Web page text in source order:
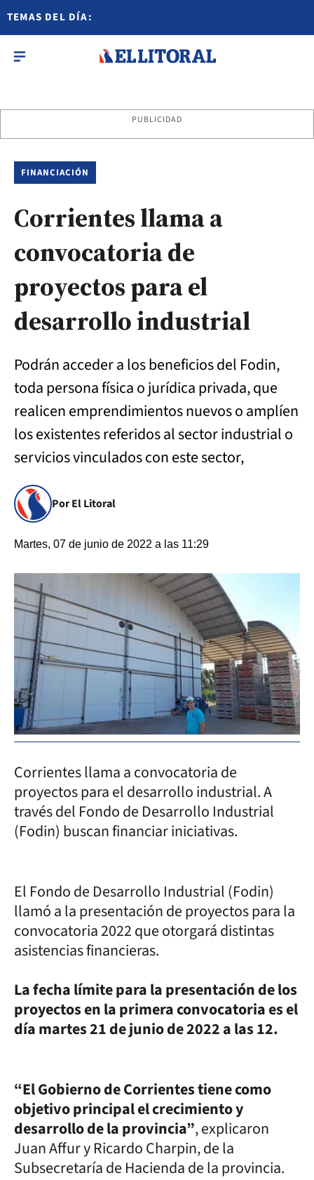
TEMAS DEL DÍA:
PUBLICIDAD
FINANCIACIÓN
Corrientes llama a
convocatoria de
proyectos para el
desarrollo industrial
Podrán acceder a los beneficios del Fodin,
toda persona física o jurídica privada, que
realicen emprendimientos nuevos o amplíen
los existentes referidos al sector industrial o
servicios vinculados con este sector,
Por El Litoral
Martes, 07 de junio de 2022 a las 11:29
Corrientes llama a convocatoria de
proyectos para el desarrollo industrial. A
través del Fondo de Desarrollo Industrial
(Fodin) buscan financiar iniciativas.
El Fondo de Desarrollo Industrial (Fodin)
llamó a la presentación de proyectos para la
convocatoria 2022 que otorgará distintas
asistencias financieras.
La fecha límite para la presentación de los
proyectos en la primera convocatoria es el
día martes 21 de junio de 2022 a las 12.
“El Gobierno de Corrientes tiene como
objetivo principal el crecimiento y
desarrollo de la provincia”, explicaron
Juan Affur y Ricardo Charpin, de la
Subsecretaría de Hacienda de la provincia.